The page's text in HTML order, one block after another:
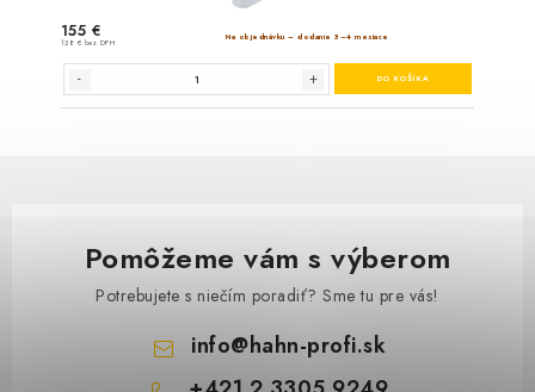
Pomôžeme vám s výberom
Potrebujete s niečím poradiť? Sme tu pre vás!
info@hahn-profi.sk